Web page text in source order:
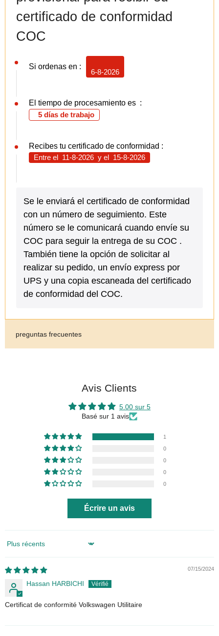
certificado de conformidad
COC
Si ordenas en :
6-8-2026
El tiempo de procesamiento es :
5 días de trabajo
Recibes tu certificado de conformidad :
Entre el 11-8-2026y el 15-8-2026
Se le enviará el certificado de conformidad
con un número de seguimiento. Este
número se le comunicará cuando envíe su
COC para seguir la entrega de su COC .
También tiene la opción de solicitar al
realizar su pedido, un envío express por
UPS y una copia escaneada del certificado
de conformidad del COC.
preguntas frecuentes
Avis Clients
5.00 sur 5
Basé sur 1 avis
1
0
0
0
0
Écrire un avis
Sort by
07/15/2024
Hassan HARBICHI
Certificat de conformité Volkswagen Utilitaire